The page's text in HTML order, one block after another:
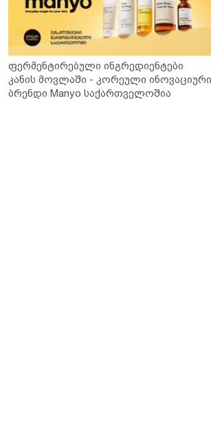
ფერმენტირებული ინგრედიენტები
კანის მოვლაში - კორეული ინოვაციური
ბრენდი Manyo საქართველოშია